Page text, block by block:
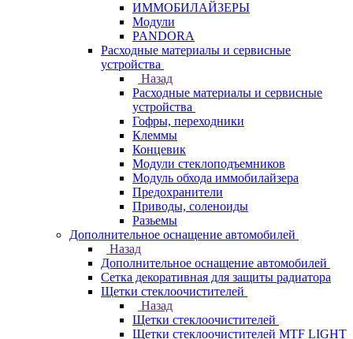
ИММОБИЛАЙЗЕРЫ
Модули
PANDORA
Расходные материалы и сервисные
устройства
Назад
Расходные материалы и сервисные
устройства
Гофры, переходники
Клеммы
Концевик
Модули стеклоподъемников
Модуль обхода иммобилайзера
Предохранители
Приводы, соленоиды
Разьемы
Дополнительное оснащение автомобилей
Назад
Дополнительное оснащение автомобилей
Сетка декоративная для защиты радиатора
Щетки стеклоочистителей
Назад
Щетки стеклоочистителей
Щетки стеклоочистителей MTF LIGHT